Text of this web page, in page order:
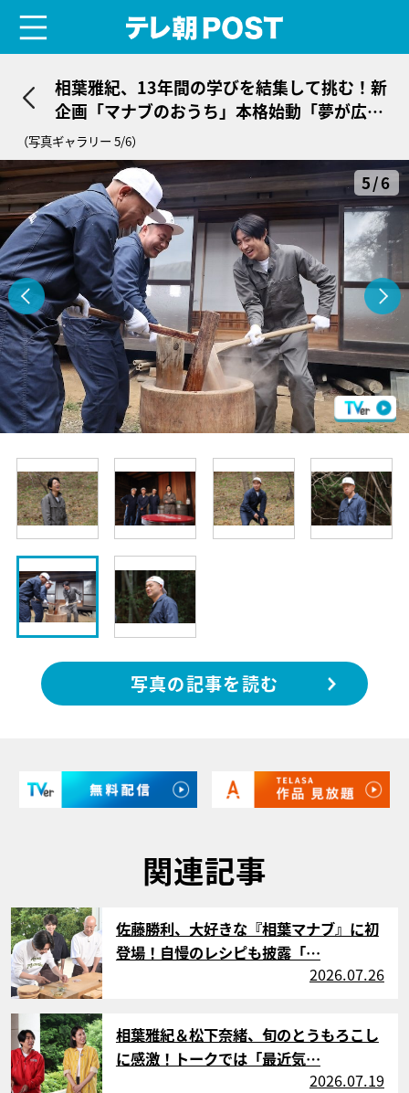
相葉雅紀、13年間の学びを結集して挑む！新
企画「マナブのおうち」本格始動「夢が広が
るね」
（写真ギャラリー 5/6）
5/6
写真の記事を読む
関連記事
佐藤勝利、大好きな『相葉マナブ』に初
登場！自慢のレシピも披露「…
2026.07.26
サムネイル
相葉雅紀＆松下奈緒、旬のとうもろこし
に感激！トークでは「最近気…
2026.07.19